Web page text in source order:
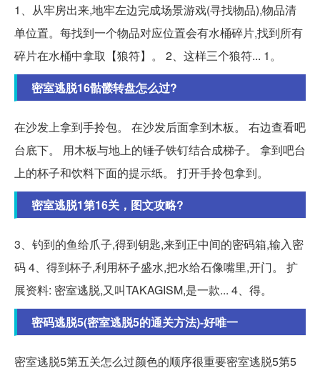
1、从牢房出来,地牢左边完成场景游戏(寻找物品),物品清
单位置。每找到一个物品对应位置会有水桶碎片,找到所有
碎片在水桶中拿取【狼符】。 2、这样三个狼符... 1。
密室逃脱16骷髅转盘怎么过?
在沙发上拿到手拎包。 在沙发后面拿到木板。 右边查看吧
台底下。 用木板与地上的锤子铁钉结合成梯子。 拿到吧台
上的杯子和饮料下面的提示纸。 打开手拎包拿到。
密室逃脱1第16关，图文攻略?
3、钓到的鱼给爪子,得到钥匙,来到正中间的密码箱,输入密
码 4、得到杯子,利用杯子盛水,把水给石像嘴里,开门。 扩
展资料: 密室逃脱,又叫TAKAGISM,是一款... 4、得。
密码逃脱5(密室逃脱5的通关方法)-好唯一
密室逃脱5第五关怎么过颜色的顺序很重要密室逃脱5第5